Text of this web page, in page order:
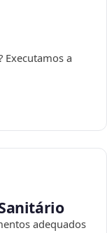
Executamos a
adequados